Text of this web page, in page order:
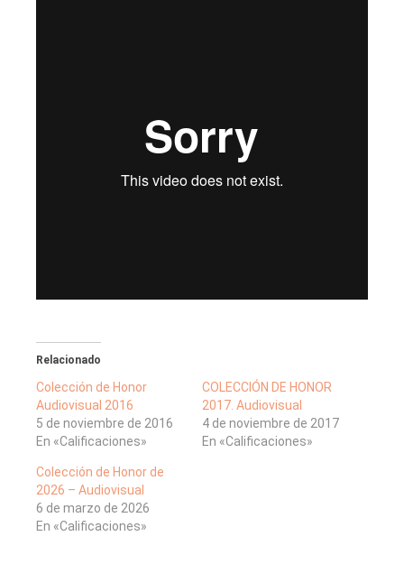
Relacionado
Colección de Honor
Audiovisual 2016
5 de noviembre de 2016
En «Calificaciones»
COLECCIÓN DE HONOR
2017. Audiovisual
4 de noviembre de 2017
En «Calificaciones»
Colección de Honor de
2026 – Audiovisual
6 de marzo de 2026
En «Calificaciones»